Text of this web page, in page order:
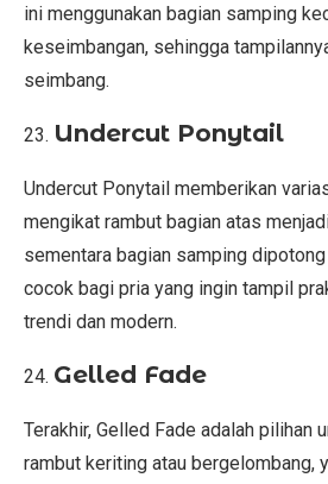
ini menggunakan bagian samping
keseimbangan, sehingga
seimbang.
Undercut Ponytail
Undercut Ponytail memberikan
mengikat rambut bagian atas
sementara bagian samping
cocok bagi pria yang ingin tampil
trendi dan modern.
Gelled Fade
Terakhir, Gelled Fade adalah pilihan
rambut keriting atau bergelombang,